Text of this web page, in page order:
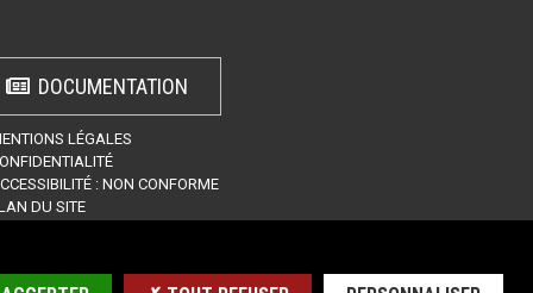
DOCUMENTATION
LÉGALES
: NON CONFORME
DU SITE